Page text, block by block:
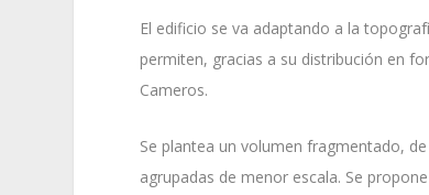
El edificio se va adaptando a la
permiten, gracias a su distribución en
Cameros.
Se plantea un volumen fragmentado,
agrupadas de menor escala. Se